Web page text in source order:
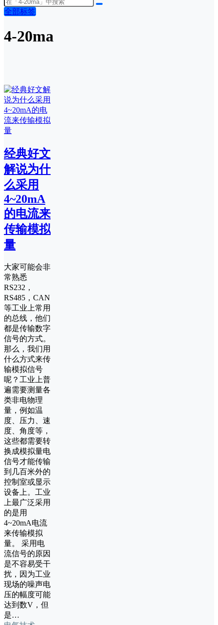
全部标签
4-20ma
经典好文
解说为什
么采用
4~20mA
的电流来
传输模拟
量
大家可能会非
常熟悉
RS232，
RS485，CAN
等工业上常用
的总线，他们
都是传输数字
信号的方式。
那么，我们用
什么方式来传
输模拟信号
呢？工业上普
遍需要测量各
类非电物理
量，例如温
度、压力、速
度、角度等，
这些都需要转
换成模拟量电
信号才能传输
到几百米外的
控制室或显示
设备上。工业
上最广泛采用
的是用
4~20mA电流
来传输模拟
量。 采用电
流信号的原因
是不容易受干
扰，因为工业
现场的噪声电
压的幅度可能
达到数V，但
是…